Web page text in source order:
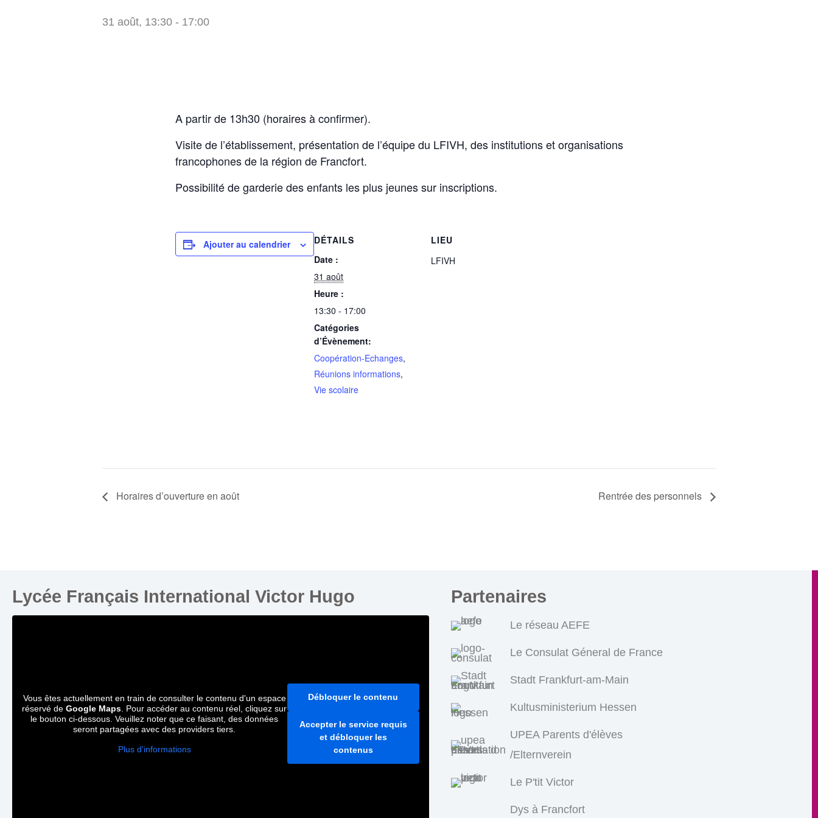
31 août, 13:30 - 17:00
A partir de 13h30 (horaires à confirmer).
Visite de l’établissement, présentation de l’équipe du LFIVH, des institutions et organisations
francophones de la région de Francfort.
Possibilité de garderie des enfants les plus jeunes sur inscriptions.
Ajouter au calendrier
DÉTAILS
Date :
31 août
Heure :
13:30 - 17:00
Catégories
d’Évènement:
Coopération-Echanges,
Réunions informations,
Vie scolaire
LIEU
LFIVH
Horaires d’ouverture en août Rentrée des personnels
Lycée Français International Victor Hugo
Vous êtes actuellement en train de consulter le contenu d'un espace
réservé deGoogle Maps . Pour accéder au contenu réel, cliquez sur
le bouton ci-dessous. Veuillez noter que ce faisant, des données
seront partagées avec des providers tiers.
Plus d'informations
Débloquer le contenu
Accepter le service requis
et débloquer les
contenus
Partenaires
Le réseau AEFE
Le Consulat Géneral de France
Stadt Frankfurt-am-Main
Kultusministerium Hessen
UPEA Parents d'élèves
/Elternverein
Le P'tit Victor
Dys à Francfort